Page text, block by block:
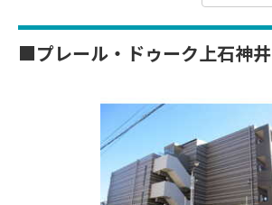
■プレール・ドゥーク上石神井